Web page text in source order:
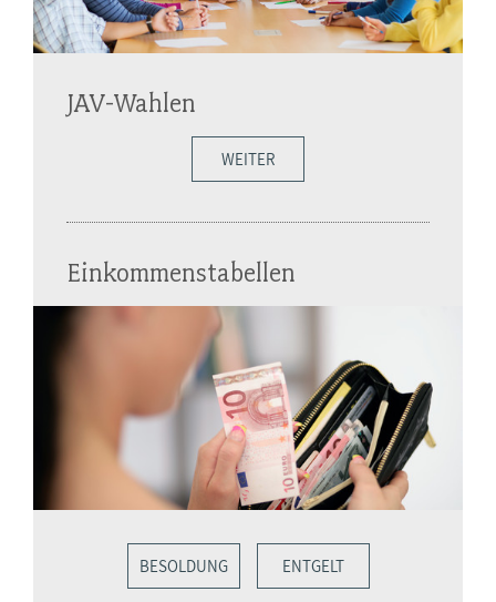
JAV-Wahlen
WEITER
Einkommenstabellen
BESOLDUNG ENTGELT